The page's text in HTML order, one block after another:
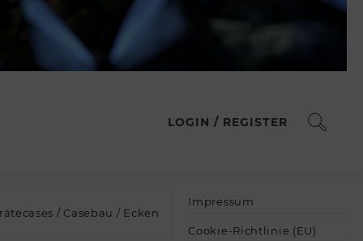
LOGIN / REGISTER
/ Casebau / Ecken
Impressum
Cookie-Richtlinie (EU)